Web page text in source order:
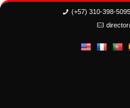
(+57) 310-398-5095